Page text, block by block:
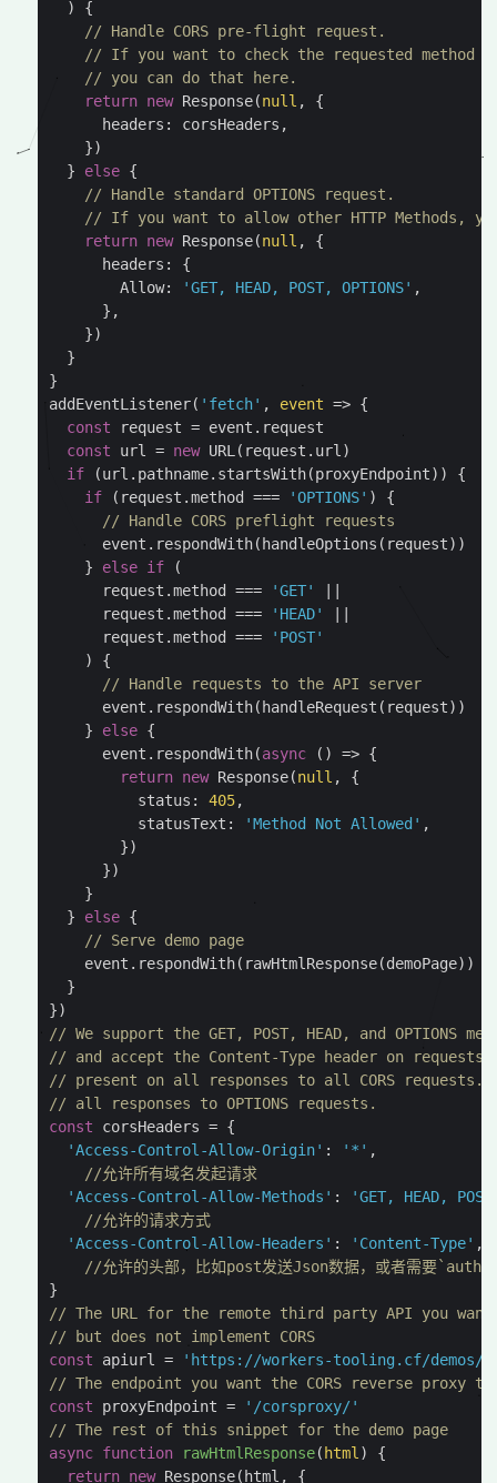
)
{
// Handle CORS pre-flight request.
// If you want to check the requested method +
// you can do that here.
return new Response(null ,
{
headers : corsHeaders ,
})
}
else {
// Handle standard OPTIONS request.
// If you want to allow other HTTP Methods,
return new Response(null ,
{
headers :
{
Allow: 'GET, HEAD, POST, OPTIONS' ,
},
})
}
}
addEventListener( 'fetch' , event => {
const
request = event . request
const
url = new URL ( request . url )
if
(url . pathname. startsWith(proxyEndpoint))
{
if
( request .method === 'OPTIONS' )
{
// Handle CORS preflight requests
event . respondWith( handleOptions ( request))
}
else if
(
request .method === 'GET'
request .method === 'HEAD'
request .method ===
'POST'
)
{
// Handle requests to the API server
event . respondWith( handleRequest ( request))
}
else {
event . respondWith(async () => {
return new Response(null ,
{
status : 405,
statusText : 'Method Not Allowed' ,
})
})
}
}
else {
// Serve demo page
event . respondWith( rawHtmlResponse(demoPage))
}
})
// We support the GET, POST, HEAD, and OPTIONS
// and accept the Content-Type header on requests.
// present on all responses to all CORS requests.
// all responses to OPTIONS requests.
const
corsHeaders = {
'Access-Control-Allow-Origin' : '*' ,
//允许所有域名发起请求
'Access-Control-Allow-Methods' :
'GET, HEAD,
//允许的请求方式
'Access-Control-Allow-Headers' : 'Content-Type' ,
//允许的头部，比如post发送Json数据，或者需要
}
// The URL for the remote third party API you
// but does not implement CORS
const
apiurl =
'https://workers-tooling.cf/demos/
// The endpoint you want the CORS reverse proxy to
const
proxyEndpoint =
'/corsproxy/'
// The rest of this snippet for the demo page
async function rawHtmlResponse( html )
{
return new Response( html , {